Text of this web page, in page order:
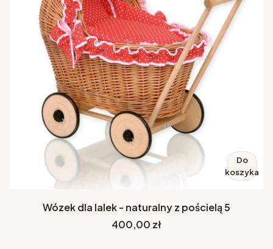
Do
koszyka
Wózek dla lalek - naturalny z pościelą 5
Cena
400,00 zł